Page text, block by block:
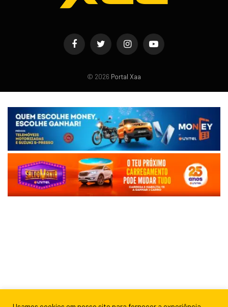
FacebookTwitter InstagramYouTube
© 2026 Portal Xaa